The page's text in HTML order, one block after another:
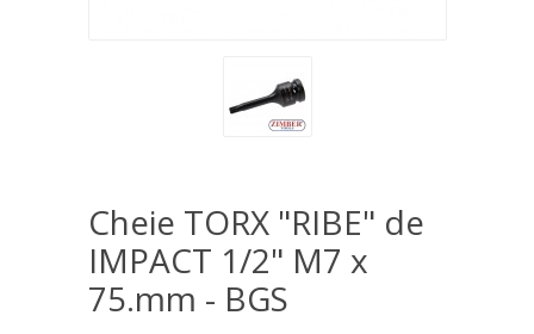
Cheie TORX "RIBE" de
IMPACT 1/2" M7 x
75.mm - BGS